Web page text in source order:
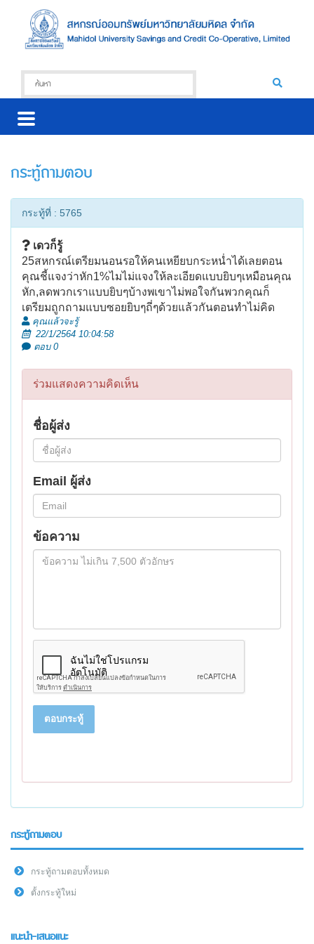
กระทู้ถามตอบ
กระทู้ที่ : 5765
เดวก็รู้
25สหกรณ์เตรียมนอนรอให้คนเหยียบกระหน่ำได้เลยตอน
คุณชี้แจงว่าหัก1%ไมไม่แจงให้ละเอียดแบบยิบๆเหมือนคุณ
หัก,ลดพวกเราแบบยิบๆบ้างพเขาไม่พอใจกันพวกคุณก็
เตรียมถูกถามแบบซอยยิบๆถี่ๆด้วยแล้วกันตอนทำไม่คิด
คุณแล้วจะรู้
22/1/2564 10:04:58
ตอบ 0
ร่วมแสดงความคิดเห็น
ชื่อผู้ส่ง
Email ผู้ส่ง
ข้อความ
ตอบกระทู้
กระทู้ถามตอบ
กระทู้ถามตอบทั้งหมด
ตั้งกระทู้ใหม่
แนะนำ-เสนอแนะ